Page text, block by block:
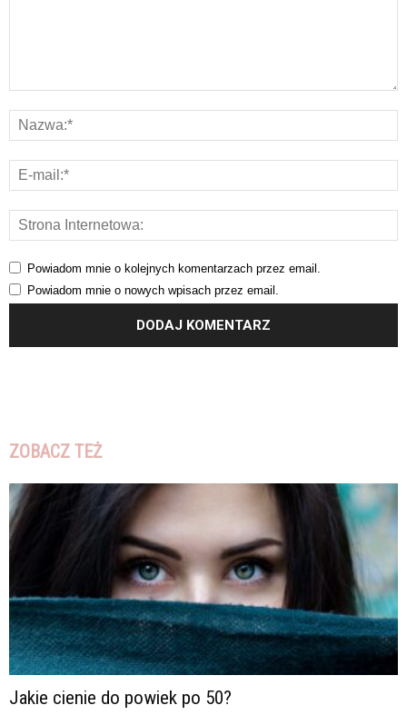
Powiadom mnie o kolejnych komentarzach przez email.
Powiadom mnie o nowych wpisach przez email.
ZOBACZ TEŻ
Jakie cienie do powiek po 50?